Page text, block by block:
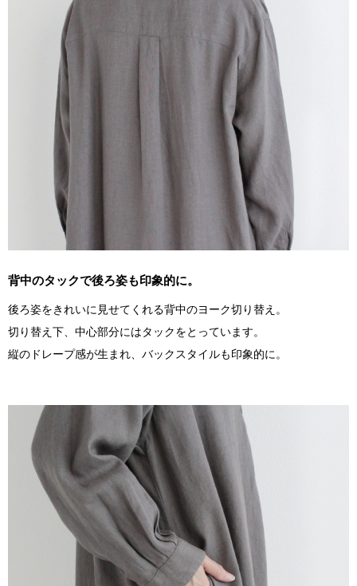
背中のタックで後ろ姿も印象的に。
後ろ姿をきれいに見せてくれる背中のヨーク切り替え。
切り替え下、中心部分にはタックをとっています。
縦のドレープ感が生まれ、バックスタイルも印象的に。